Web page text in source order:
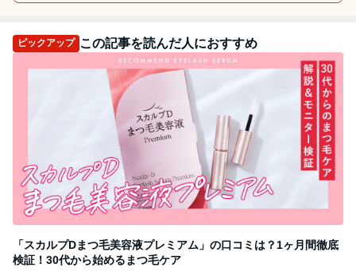
ピックアップ この記事を読んだ人におすすめ
「スカルプDまつ毛美容液プレミアム」の口コミは？1ヶ月間徹底
検証！30代から始めるまつ毛ケア